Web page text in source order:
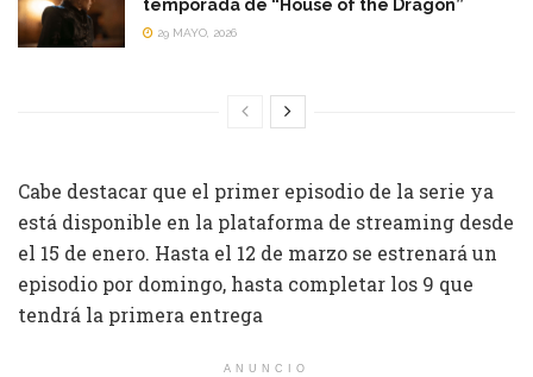
temporada de “House of the Dragon”
29 MAYO, 2026
Cabe destacar que el primer episodio de la serie ya
está disponible en la plataforma de streaming desde
el 15 de enero. Hasta el 12 de marzo se estrenará un
episodio por domingo, hasta completar los 9 que
tendrá la primera entrega
ANUNCIO